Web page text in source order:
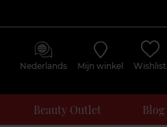
Nederlands Mijn winkel Wishlist
Beauty Outlet Blog